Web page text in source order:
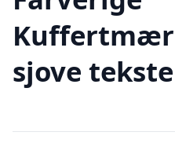
sjove